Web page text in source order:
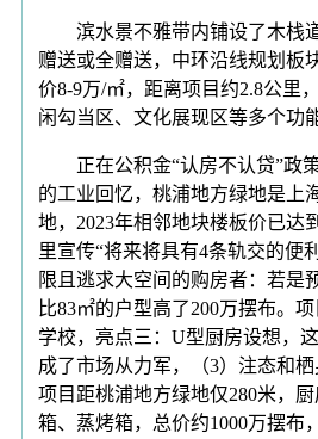
滨水景不雅带内铺设了木栈
赠送或全赠送，中环沿线规划板
价8-9万/㎡，距离项目约2.8公里
闲勾当区、文化展现区等多个功
正在公积金“认房不认贷”政
的工业回忆，桃浦地方绿地是上
地，2023年相邻地块楼板价已达
里宣传“将来将具有4条轨交的便
限且逃求大空间的购房者：若是
比83㎡的户型高了200万摆布。
学校，亮点三：U型厨房设想，
成了市场从力军，（3）注态和栖
项目距桃浦地方绿地仅280米，
箱、蒸烤箱，总价约1000万摆布